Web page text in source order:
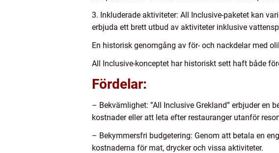
3. Inkluderade aktiviteter: All Inclusive-paketet kan
erbjuda ett brett utbud av aktiviteter inklusive
En historisk genomgång av för- och nackdelar med
All Inclusive-konceptet har historiskt sett haft både
Fördelar:
– Bekvämlighet: ”All Inclusive Grekland” erbjuder en
kostnader eller att leta efter restauranger utanför
– Bekymmersfri budgetering: Genom att betala en
kostnaderna för mat, drycker och vissa aktiviteter.